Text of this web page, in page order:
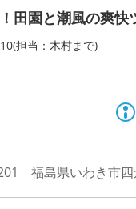
田園と潮風の爽快
担当：木村まで)
福島県いわき市四